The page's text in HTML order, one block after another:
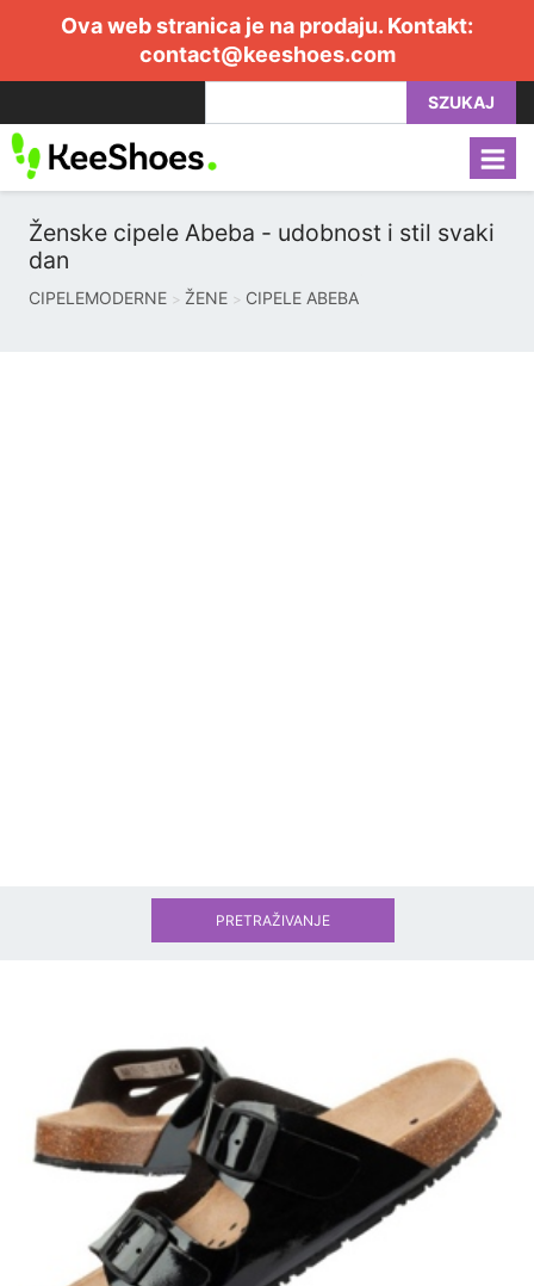
Ova web stranica je na prodaju. Kontakt:
contact@keeshoes.com
SZUKAJ
Ženske cipele Abeba - udobnost i stil svaki
dan
CIPELEMODERNE ŽENE CIPELE ABEBA
PRETRAŽIVANJE